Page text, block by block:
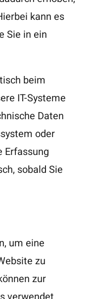
kann es
Sie in ein
beim
IT-Systeme
Daten
oder
Erfassung
sobald Sie
um eine
zu
zur